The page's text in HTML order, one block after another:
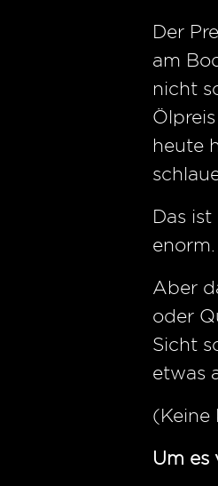
Der
am
nicht
heute
Das
enorm.
Aber
oder
Sicht
etwas
(Keine
Um es